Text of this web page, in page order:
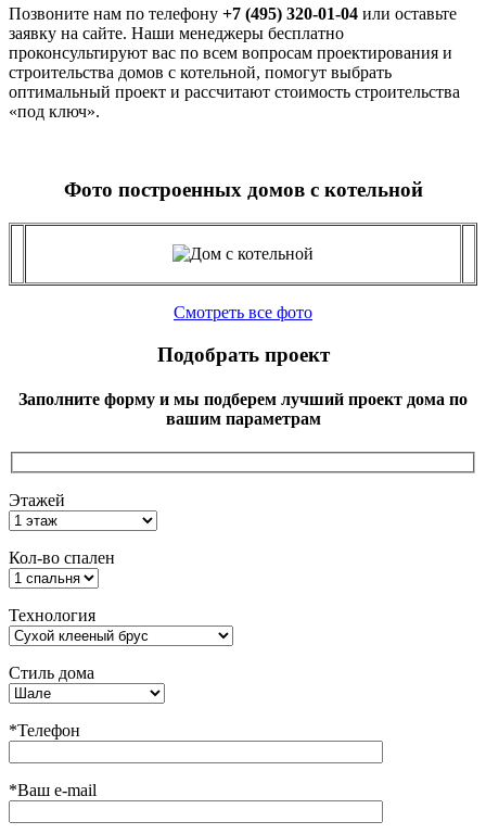
Позвоните нам по телефону +7 (495) 320-01-04 или оставьте
заявку на сайте. Наши менеджеры бесплатно
проконсультируют вас по всем вопросам проектирования и
строительства домов с котельной, помогут выбрать
оптимальный проект и рассчитают стоимость строительства
«под ключ».
Фото построенных домов с котельной
Смотреть все фото
Подобрать проект
Заполните форму и мы подберем лучший проект дома по
вашим параметрам
Этажей
Кол-во спален
Технология
Стиль дома
*Телефон
*Ваш e-mail